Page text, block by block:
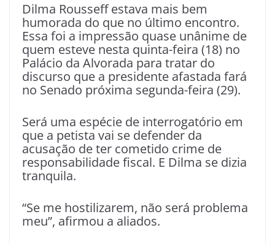
Dilma Rousseff estava mais bem
humorada do que no último encontro.
Essa foi a impressão quase unânime de
quem esteve nesta quinta-feira (18) no
Palácio da Alvorada para tratar do
discurso que a presidente afastada fará
no Senado próxima segunda-feira (29).
Será uma espécie de interrogatório em
que a petista vai se defender da
acusação de ter cometido crime de
responsabilidade fiscal. E Dilma se dizia
tranquila.
“Se me hostilizarem, não será problema
meu”, afirmou a aliados.